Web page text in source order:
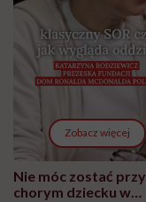
Zobacz więcej
Nie móc zostać przy
chorym dziecku w